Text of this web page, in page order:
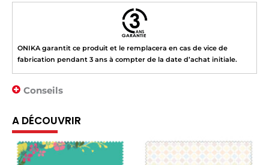
ONIKA garantit ce produit et le remplacera en cas de vice de
fabrication pendant 3 ans à compter de la date d’achat initiale.
Conseils
A DÉCOUVRIR